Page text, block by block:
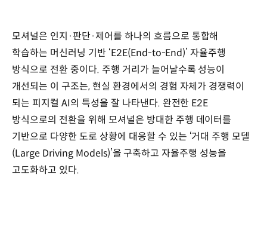
모셔널은 인지·판단·제어를 하나의 흐름으로 통합해
학습하는 머신러닝 기반 ‘E2E(End-to-End)’ 자율주행
방식으로 전환 중이다. 주행 거리가 늘어날수록 성능이
개선되는 이 구조는, 현실 환경에서의 경험 자체가 경쟁력이
되는 피지컬 AI의 특성을 잘 나타낸다. 완전한 E2E
방식으로의 전환을 위해 모셔널은 방대한 주행 데이터를
기반으로 다양한 도로 상황에 대응할 수 있는 ‘거대 주행 모델
(Large Driving Models)’을 구축하고 자율주행 성능을
고도화하고 있다.